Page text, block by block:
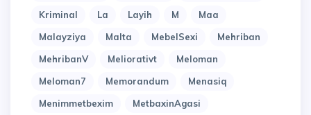
Kriminal
La Layih M
Maa
Malayziya
Malta MebelSexi
Mehriban
MehribanV
Meliorativt
Meloman
Meloman7
Memorandum
Menasiq
Menimmetbexim
MetbaxinAgasi